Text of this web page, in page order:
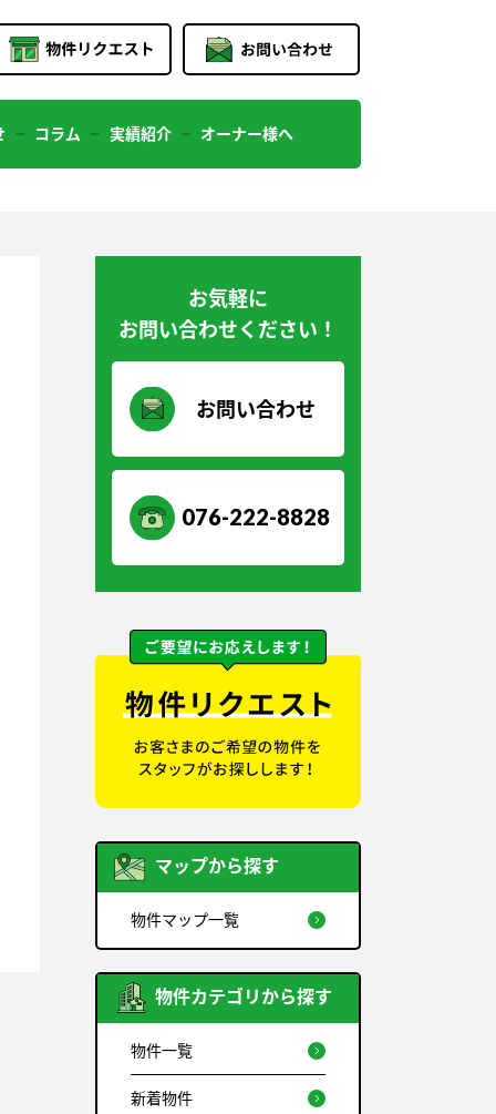
コラム 実績紹介 オーナー様へ
お気軽に
お問い合わせください！
お問い合わせ
076-222-8828
マップから探す
物件マップ一覧
物件カテゴリから探す
物件一覧
新着物件